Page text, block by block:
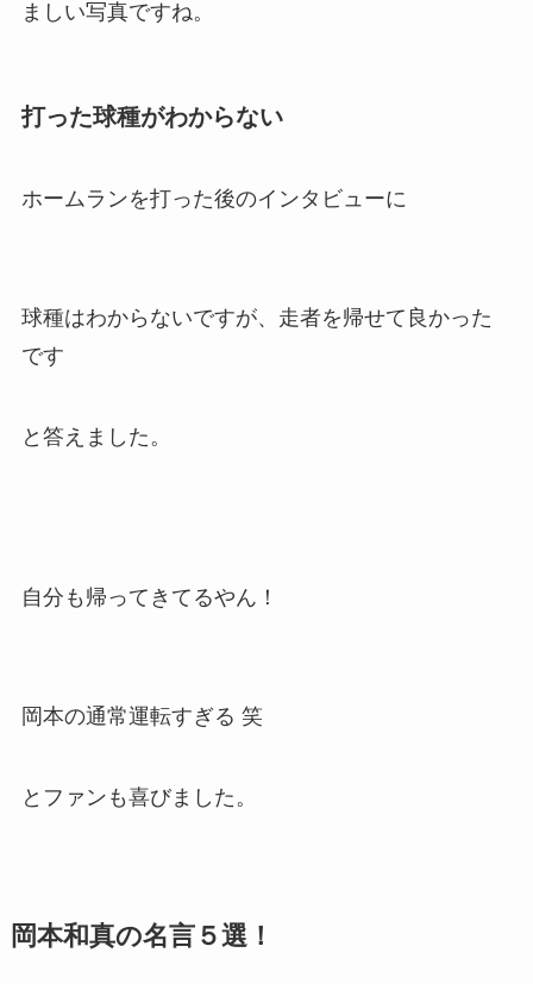
ましい写真ですね。
打った球種がわからない
ホームランを打った後のインタビューに
球種はわからないですが、走者を帰せて良かった
です
と答えました。
自分も帰ってきてるやん！
岡本の通常運転すぎる 笑
とファンも喜びました。
岡本和真の名言５選！